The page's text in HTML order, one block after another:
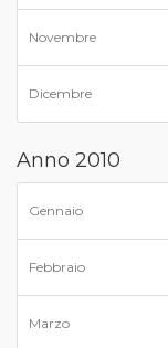
Novembre
Dicembre
Anno 2010
Gennaio
Febbraio
Marzo